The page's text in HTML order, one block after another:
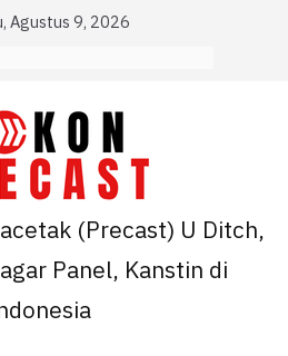
Agustus 9, 2026
(Precast) U Ditch,
Panel, Kanstin di